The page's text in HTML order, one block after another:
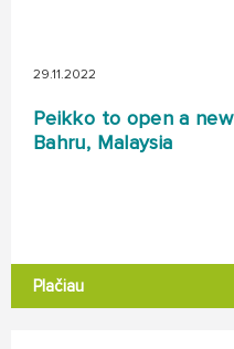
29.11.2022
Peikko to open a
Bahru, Malaysia
Plačiau